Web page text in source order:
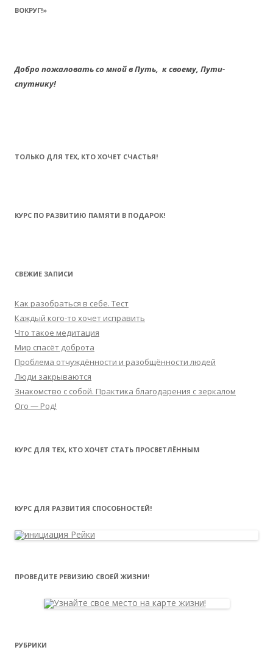
ВОКРУГ!»
Добро пожаловать со мной в Путь, к своему, Пути-
спутнику!
ТОЛЬКО ДЛЯ ТЕХ, КТО ХОЧЕТ СЧАСТЬЯ!
КУРС ПО РАЗВИТИЮ ПАМЯТИ В ПОДАРОК!
СВЕЖИЕ ЗАПИСИ
Как разобраться в себе. Тест
Каждый кого-то хочет исправить
Что такое медитация
Мир спасёт доброта
Проблема отчуждённости и разобщённости людей
Люди закрываются
Знакомство с собой. Практика благодарения с зеркалом
Ого — Род!
КУРС ДЛЯ ТЕХ, КТО ХОЧЕТ СТАТЬ ПРОСВЕТЛЁННЫМ
КУРС ДЛЯ РАЗВИТИЯ СПОСОБНОСТЕЙ!
ПРОВЕДИТЕ РЕВИЗИЮ СВОЕЙ ЖИЗНИ!
РУБРИКИ